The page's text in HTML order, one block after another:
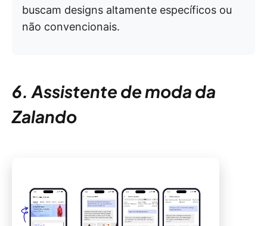
buscam designs altamente específicos ou
não convencionais.
6. Assistente de moda da
Zalando